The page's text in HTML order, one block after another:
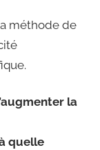
méthode de
la
quelle